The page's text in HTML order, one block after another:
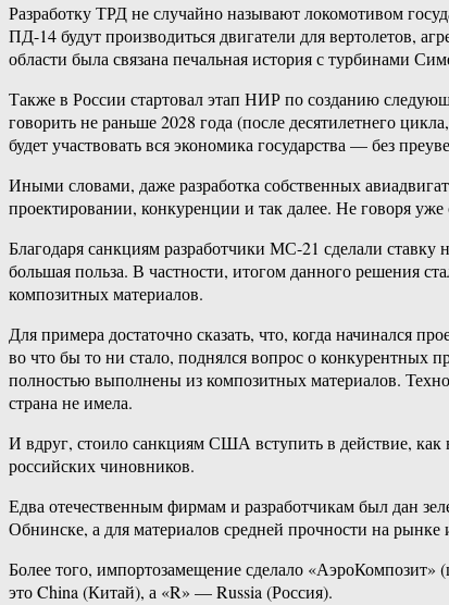
Разработку ТРД не случайно называют локомотивом
ПД-14 будут производиться двигатели для вертолетов,
области была связана печальная история с турбинами
Также в России стартовал этап НИР по созданию
говорить не раньше 2028 года (после десятилетнего
будет участвовать вся экономика государства — без
Иными словами, даже разработка собственных
проектировании, конкуренции и так далее. Не говоря
Благодаря санкциям разработчики МС-21 сделали ставку
большая польза. В частности, итогом данного решения
композитных материалов.
Для примера достаточно сказать, что, когда начинался
во что бы то ни стало, поднялся вопрос о
полностью выполнены из композитных материалов.
страна не имела.
И вдруг, стоило санкциям США вступить в действие, как
российских чиновников.
Едва отечественным фирмам и разработчикам был дан
Обнинске, а для материалов средней прочности на
Более того, импортозамещение сделало
это China (Китай), а «R» — Russia (Россия).